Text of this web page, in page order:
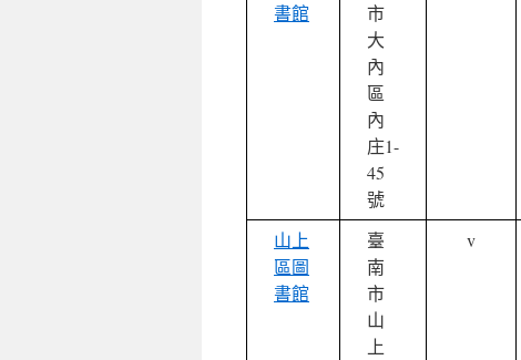
書館
市
大
內
區
內
庄1-
45
號
山上
區圖
書館
臺
南
市
山
上
v